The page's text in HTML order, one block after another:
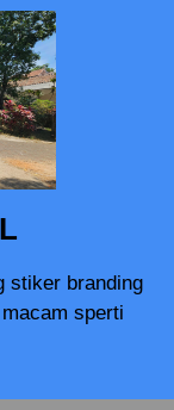
stiker branding
sperti